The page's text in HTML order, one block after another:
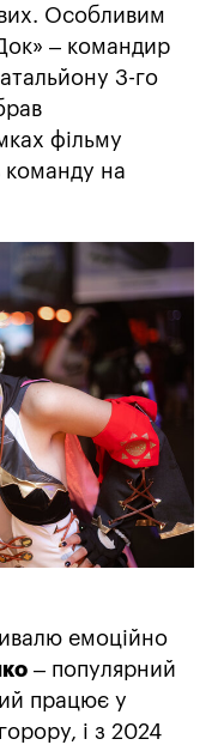
Особливим
– командир
3-го
фільму
команду на
емоційно
– популярний
працює у
і з 2024